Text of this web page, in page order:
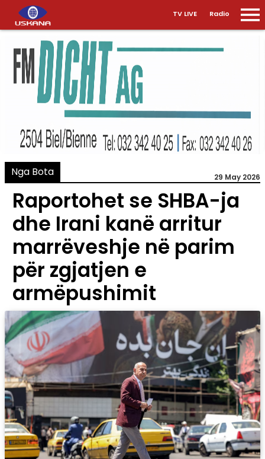
TV LIVE Radio
Nga Bota 29 May 2026
Raportohet se SHBA-ja
dhe Irani kanë arritur
marrëveshje në parim
për zgjatjen e
armëpushimit